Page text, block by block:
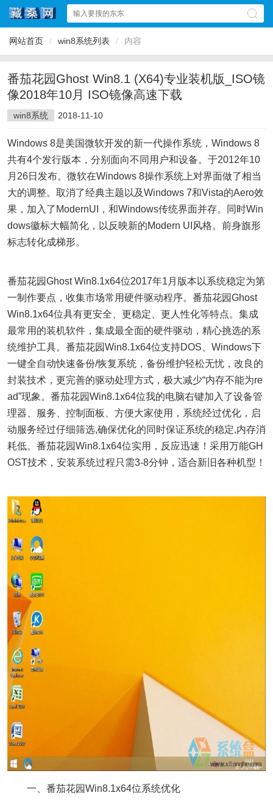
网站首页 / win8系统列表 / 内容
番茄花园Ghost Win8.1 (X64)专业装机版_ISO镜
像2018年10月 ISO镜像高速下载
win8系统 2018-11-10
Windows 8是美国微软开发的新一代操作系统，Windows 8
共有4个发行版本，分别面向不同用户和设备。于2012年10
月26日发布。微软在Windows 8操作系统上对界面做了相当
大的调整。取消了经典主题以及Windows 7和Vista的Aero效
果，加入了ModernUI，和Windows传统界面并存。同时Win
dows徽标大幅简化，以反映新的Modern UI风格。前身旗形
标志转化成梯形。
番茄花园Ghost Win8.1x64位2017年1月版本以系统稳定为第
一制作要点，收集市场常用硬件驱动程序。番茄花园Ghost
Win8.1x64位具有更安全、更稳定、更人性化等特点。集成
最常用的装机软件，集成最全面的硬件驱动，精心挑选的系
统维护工具。番茄花园Win8.1x64位支持DOS、Windows下
一键全自动快速备份/恢复系统，备份维护轻松无忧，改良的
封装技术，更完善的驱动处理方式，极大减少“内存不能为re
ad”现象。番茄花园Win8.1x64位我的电脑右键加入了设备管
理器、服务、控制面板、方便大家使用，系统经过优化，启
动服务经过仔细筛选,确保优化的同时保证系统的稳定,内存消
耗低。番茄花园Win8.1x64位实用，反应迅速！采用万能GH
OST技术，安装系统过程只需3-8分钟，适合新旧各种机型！
一、番茄花园Win8.1x64位系统优化